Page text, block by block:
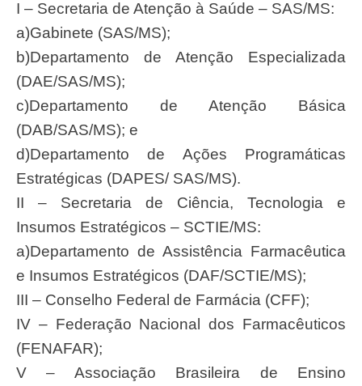
I – Secretaria de Atenção à Saúde – SAS/MS:
a)Gabinete (SAS/MS);
b)Departamento de Atenção Especializada
(DAE/SAS/MS);
c)Departamento de Atenção Básica
(DAB/SAS/MS); e
d)Departamento de Ações Programáticas
Estratégicas (DAPES/ SAS/MS).
II – Secretaria de Ciência, Tecnologia e
Insumos Estratégicos – SCTIE/MS:
a)Departamento de Assistência Farmacêutica
e Insumos Estratégicos (DAF/SCTIE/MS);
III – Conselho Federal de Farmácia (CFF);
IV – Federação Nacional dos Farmacêuticos
(FENAFAR);
V – Associação Brasileira de Ensino